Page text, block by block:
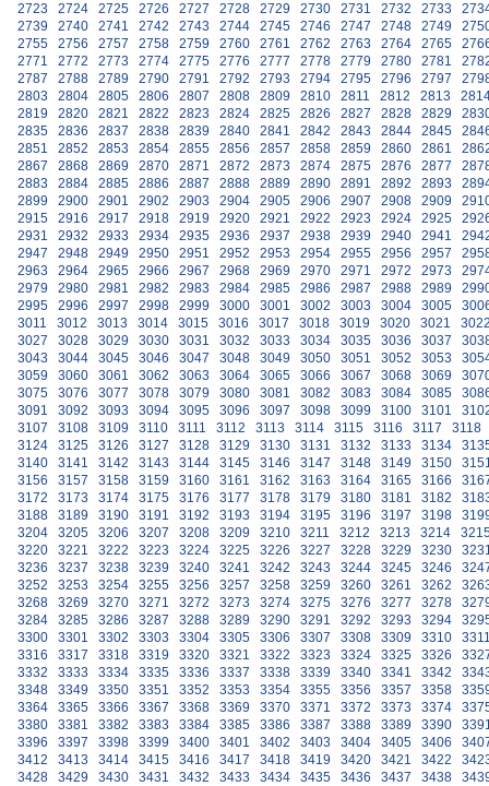
2723
2724 2725 2726 2727 2728 2729 2730 2731 2732 2733
2739
2740 2741 2742 2743 2744 2745 2746 2747 2748 2749
2755
2756 2757 2758 2759 2760 2761 2762 2763 2764 2765
2771
2772 2773 2774 2775 2776 2777 2778 2779 2780 2781
2787
2788 2789 2790 2791 2792 2793 2794 2795 2796 2797
2803
2804 2805 2806 2807 2808 2809 2810 2811 2812 2813
2819
2820 2821 2822 2823 2824 2825 2826 2827 2828 2829
2835
2836 2837 2838 2839 2840 2841 2842 2843 2844 2845
2851
2852 2853 2854 2855 2856 2857 2858 2859 2860 2861
2867
2868 2869 2870 2871 2872 2873 2874 2875 2876 2877
2883
2884 2885 2886 2887 2888 2889 2890 2891 2892 2893
2899
2900 2901 2902 2903 2904 2905 2906 2907 2908 2909
2915
2916 2917 2918 2919 2920 2921 2922 2923 2924 2925
2931
2932 2933 2934 2935 2936 2937 2938 2939 2940 2941
2947
2948 2949 2950 2951 2952 2953 2954 2955 2956 2957
2963
2964 2965 2966 2967 2968 2969 2970 2971 2972 2973
2979
2980 2981 2982 2983 2984 2985 2986 2987 2988 2989
2995
2996 2997 2998 2999 3000 3001 3002 3003 3004 3005
3011
3012 3013 3014 3015 3016 3017 3018 3019 3020 3021
3027
3028 3029 3030 3031 3032 3033 3034 3035 3036 3037
3043
3044 3045 3046 3047 3048 3049 3050 3051 3052 3053
3059
3060 3061 3062 3063 3064 3065 3066 3067 3068 3069
3075
3076 3077 3078 3079 3080 3081 3082 3083 3084 3085
3091
3092 3093 3094 3095 3096 3097 3098 3099 3100 3101
3107
3108 3109 3110 3111 3112 3113 3114 3115 3116 3117
3118
3124
3125 3126 3127 3128 3129 3130 3131 3132 3133 3134
3140
3141 3142 3143 3144 3145 3146 3147 3148 3149 3150
3156
3157 3158 3159 3160 3161 3162 3163 3164 3165 3166
3172
3173 3174 3175 3176 3177 3178 3179 3180 3181 3182
3188
3189 3190 3191 3192 3193 3194 3195 3196 3197 3198
3204
3205 3206 3207 3208 3209 3210 3211 3212 3213 3214
3220
3221 3222 3223 3224 3225 3226 3227 3228 3229 3230
3236
3237 3238 3239 3240 3241 3242 3243 3244 3245 3246
3252
3253 3254 3255 3256 3257 3258 3259 3260 3261 3262
3268
3269 3270 3271 3272 3273 3274 3275 3276 3277 3278
3284
3285 3286 3287 3288 3289 3290 3291 3292 3293 3294
3300
3301 3302 3303 3304 3305 3306 3307 3308 3309 3310
3316
3317 3318 3319 3320 3321 3322 3323 3324 3325 3326
3332
3333 3334 3335 3336 3337 3338 3339 3340 3341 3342
3348
3349 3350 3351 3352 3353 3354 3355 3356 3357 3358
3364
3365 3366 3367 3368 3369 3370 3371 3372 3373 3374
3380
3381 3382 3383 3384 3385 3386 3387 3388 3389 3390
3396
3397 3398 3399 3400 3401 3402 3403 3404 3405 3406
3412
3413 3414 3415 3416 3417 3418 3419 3420 3421 3422
3428
3429 3430 3431 3432 3433 3434 3435 3436 3437 3438